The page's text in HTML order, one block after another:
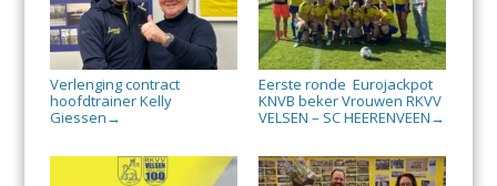
Verlenging contract
hoofdtrainer Kelly
Giessen →
Eerste ronde Eurojackpot
KNVB beker Vrouwen RKVV
VELSEN – SC HEERENVEEN →